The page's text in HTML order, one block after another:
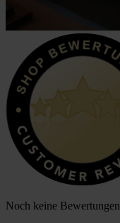
Noch keine Bewertungen